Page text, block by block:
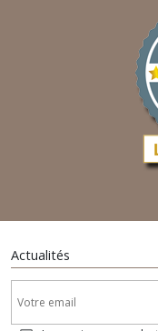
Actualités